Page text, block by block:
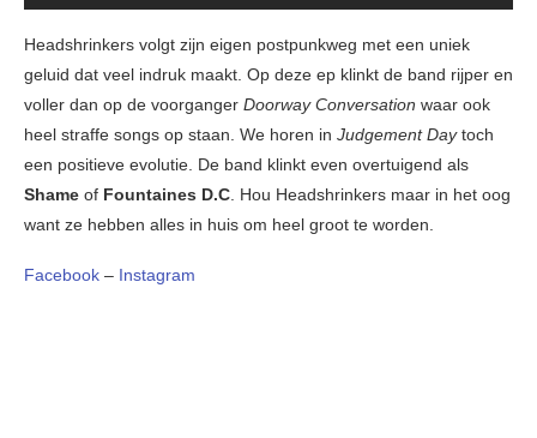
Headshrinkers volgt zijn eigen postpunkweg met een uniek
geluid dat veel indruk maakt. Op deze ep klinkt de band rijper en
voller dan op de voorganger Doorway Conversation waar ook
heel straffe songs op staan. We horen in Judgement Daytoch
een positieve evolutie. De band klinkt even overtuigend als
Shame of Fountaines D.C . Hou Headshrinkers maar in het oog
want ze hebben alles in huis om heel groot te worden.
Facebook – Instagram